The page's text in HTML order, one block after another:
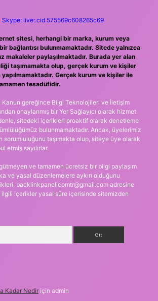
Skype: live:.cid.575569c608265c69
sitesi, herhangi bir marka, kurum veya
bağlantısı bulunmamaktadır. Sitede yalnızca
makaleler paylaşılmaktadır. Burada yer alan
taşımamakta olup, gerçek kurum ve kişiler
yapılmamaktadır. Gerçek kurum ve kişiler ile
tesadüfidir.
Kanun gereğince Bilgi Teknolojileri ve İletişim
onaylanmış bir Yer Sağlayıcı olarak hizmet
sitedeki içerikleri proaktif olarak denetleme
bulunmamaktadır. Ancak, üyelerimiz
sorumluluğunu taşımakta olup, siteye üye olarak
etmiş sayılırlar.
ve tamamen ücretsiz bir bilgi paylaşım
ve yasal düzenlemelere aykırı olduğunu
backlinkpanelicomtr@gmail.com adresine
içerikler yasal süre içerisinde sitemizden
Kadar Nedir için admin